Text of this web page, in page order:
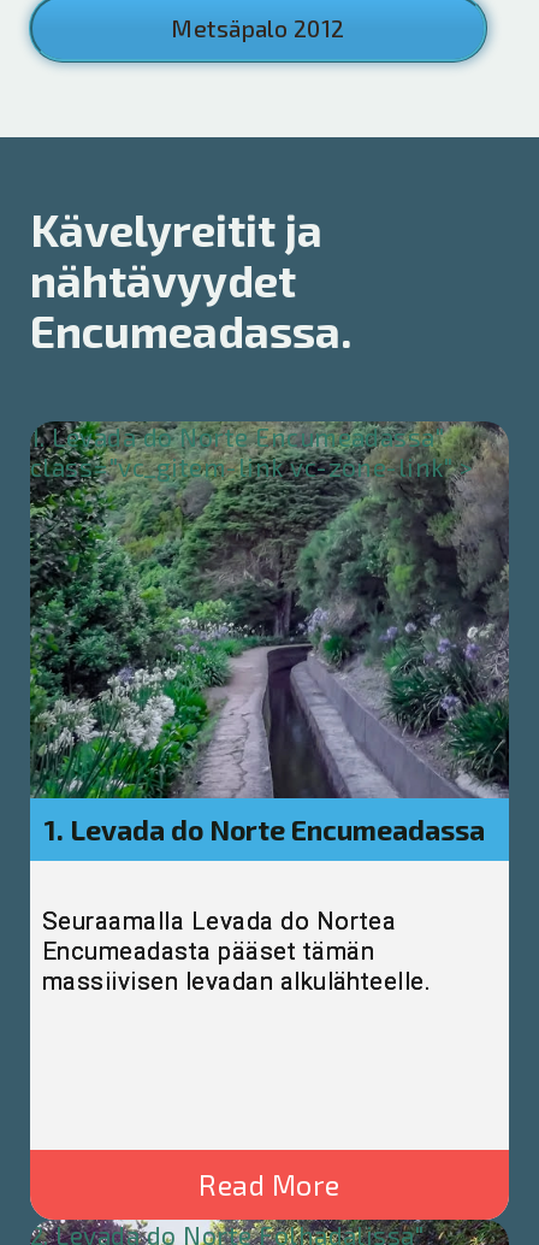
Metsäpalo 2012
Kävelyreitit ja
nähtävyydet
Encumeadassa.
1. Levada do Norte Encumeadassa"
class="vc_gitem-link vc-zone-link" >
1. Levada do Norte Encumeadassa
Seuraamalla Levada do Nortea
Encumeadasta pääset tämän
massiivisen levadan alkulähteelle.
Read More
2. Levada do Norte Folhadalissa"